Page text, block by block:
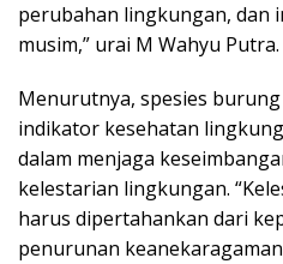
perubahan lingkungan, dan
musim,” urai M Wahyu Putra.
Menurutnya, spesies
indikator kesehatan
dalam menjaga
kelestarian lingkungan.
harus dipertahankan dari
penurunan